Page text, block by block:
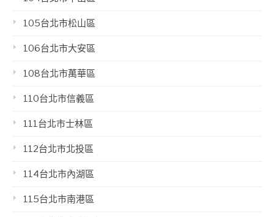
105台北市松山區
106台北市大安區
108台北市萬華區
110台北市信義區
111台北市士林區
112台北市北投區
114台北市內湖區
115台北市南港區